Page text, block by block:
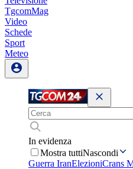
TgcomMag
Video
Schede
Sport
Meteo
In evidenza
Mostra tuttiNascondi
Guerra IranElezioniCrans